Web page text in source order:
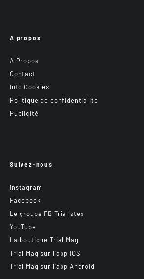
A propos
A Propos
Contact
Info Cookies
Politique de confidentialité
Publicité
Suivez-nous
Instagram
Facebook
Le groupe FB Trialistes
YouTube
La boutique Trial Mag
Trial Mag sur l’app IOS
Trial Mag sur l’app Android